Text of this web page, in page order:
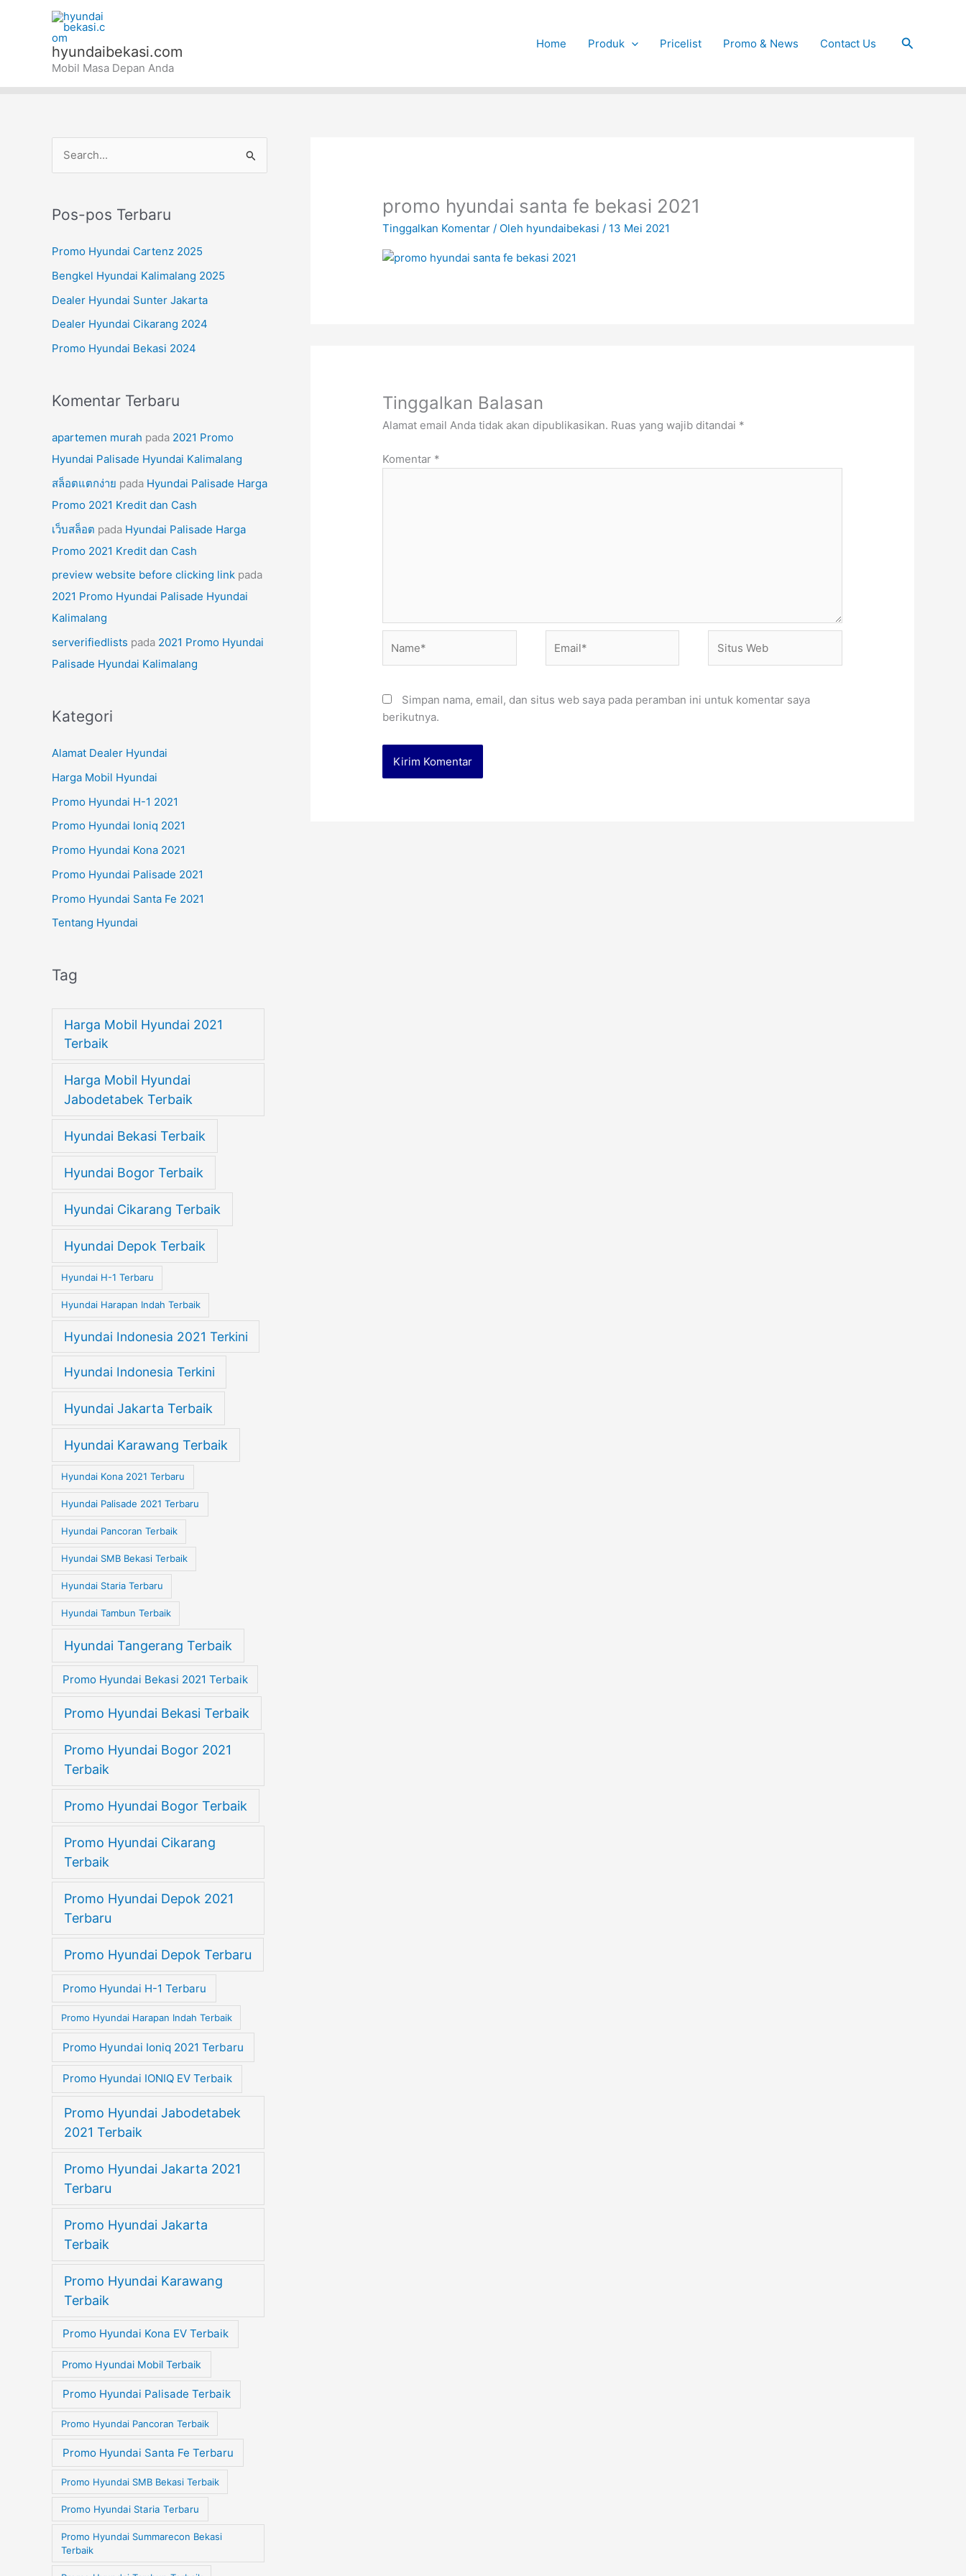
hyundaibekasi.com
Mobil Masa Depan Anda
Home Produk Pricelist Promo & News Contact Us Cari
i
u
u
k
:
Pos-pos Terbaru
Promo Hyundai Cartenz 2025
Bengkel Hyundai Kalimalang 2025
Dealer Hyundai Sunter Jakarta
Dealer Hyundai Cikarang 2024
Promo Hyundai Bekasi 2024
Komentar Terbaru
apartemen murah pada 2021 Promo
Hyundai Palisade Hyundai Kalimalang
สล็อตแตกง่าย pada Hyundai Palisade Harga
Promo 2021 Kredit dan Cash
เว็บสล็อต pada Hyundai Palisade Harga
Promo 2021 Kredit dan Cash
preview website before clicking link pada
2021 Promo Hyundai Palisade Hyundai
Kalimalang
serverifiedlists pada 2021 Promo Hyundai
Palisade Hyundai Kalimalang
Kategori
Alamat Dealer Hyundai
Harga Mobil Hyundai
Promo Hyundai H-1 2021
Promo Hyundai Ioniq 2021
Promo Hyundai Kona 2021
Promo Hyundai Palisade 2021
Promo Hyundai Santa Fe 2021
Tentang Hyundai
Tag
Harga Mobil Hyundai 2021
Terbaik
Harga Mobil Hyundai
Jabodetabek Terbaik
Hyundai Bekasi Terbaik
Hyundai Bogor Terbaik
Hyundai Cikarang Terbaik
Hyundai Depok Terbaik
Hyundai H-1 Terbaru
Hyundai Harapan Indah Terbaik
Hyundai Indonesia 2021 Terkini
Hyundai Indonesia Terkini
Hyundai Jakarta Terbaik
Hyundai Karawang Terbaik
Hyundai Kona 2021 Terbaru
Hyundai Palisade 2021 Terbaru
Hyundai Pancoran Terbaik
Hyundai SMB Bekasi Terbaik
Hyundai Staria Terbaru
Hyundai Tambun Terbaik
Hyundai Tangerang Terbaik
Promo Hyundai Bekasi 2021 Terbaik
Promo Hyundai Bekasi Terbaik
Promo Hyundai Bogor 2021
Terbaik
Promo Hyundai Bogor Terbaik
Promo Hyundai Cikarang
Terbaik
Promo Hyundai Depok 2021
Terbaru
Promo Hyundai Depok Terbaru
Promo Hyundai H-1 Terbaru
Promo Hyundai Harapan Indah Terbaik
Promo Hyundai Ioniq 2021 Terbaru
Promo Hyundai IONIQ EV Terbaik
Promo Hyundai Jabodetabek
2021 Terbaik
Promo Hyundai Jakarta 2021
Terbaru
Promo Hyundai Jakarta
Terbaik
Promo Hyundai Karawang
Terbaik
Promo Hyundai Kona EV Terbaik
Promo Hyundai Mobil Terbaik
Promo Hyundai Palisade Terbaik
Promo Hyundai Pancoran Terbaik
Promo Hyundai Santa Fe Terbaru
Promo Hyundai SMB Bekasi Terbaik
Promo Hyundai Staria Terbaru
Promo Hyundai Summarecon Bekasi
Terbaik
promo hyundai santa fe bekasi 2021
Tinggalkan Komentar / Oleh hyundaibekasi/ 13 Mei 2021
Tinggalkan Balasan
Alamat email Anda tidak akan dipublikasikan. Ruas yang wajib ditandai *
Komentar *
Web
Simpan nama, email, dan situs web saya pada peramban ini untuk komentar saya
berikutnya.